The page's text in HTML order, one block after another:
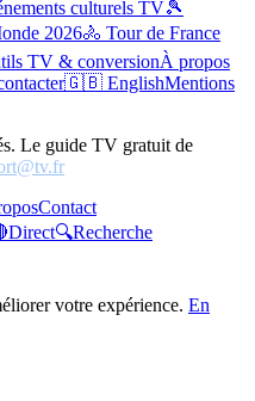
culturels TV🎾
2026🚴 Tour de France
TV & conversionÀ propos
🇬🇧 EnglishMentions
Le guide TV gratuit de
Contact
Direct🔍Recherche
votre expérience. En